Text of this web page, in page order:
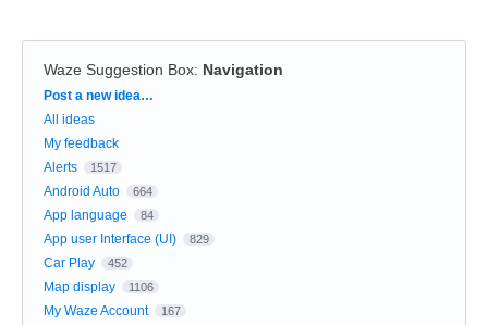
Waze Suggestion Box: Navigation
Categories
Post a new idea…
All ideas
My feedback
Alerts
1517
Android Auto 664
App language 84
App user Interface (UI) 829
Car Play 452
Map display 1106
My Waze Account 167